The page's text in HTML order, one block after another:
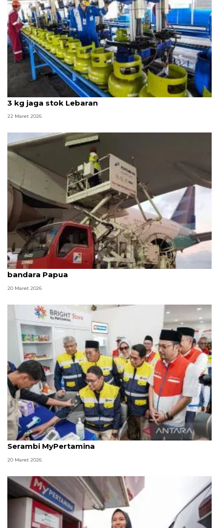
Pertamina Patra Niaga tambah 23 juta tabung LPG
3 kg jaga stok Lebaran
22 Maret 2026
Pertamina beri insentif Avtur 10 persen pada dua
bandara Papua
20 Maret 2026
Wamen ESDM pastikan energi aman, apresiasi
Serambi MyPertamina
20 Maret 2026